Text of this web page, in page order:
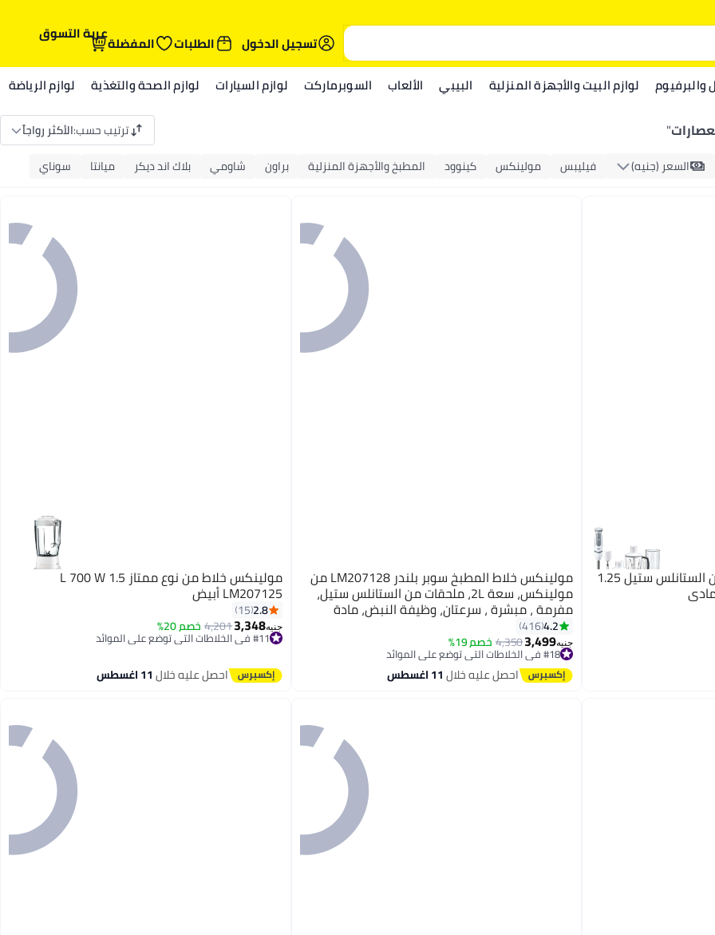
تسجيل الدخول
الطلبات المفضلةعربة التسوق
والبرفيوم لوازم البيت والأجهزة المنزلية البيبي الألعاب السوبرماركت لوازم السيارات لوازم الصحة والتغذية لوازم الرياضة
" ترتيب حسب:الأكثر رواجاً
السعر (جنيه) فيليبس مولينكس كينوود المطبخ والأجهزة المنزلية براون شاومي بلاك اند ديكر ميانتا سوناي
براون خلاط يدوي من براون من الستانلس ستيل 1.25 مولينكس خلاط المطبخ سوبر بلندر LM207128 من
مولينكس، سعة 2L، ملحقات من الستانلس ستيل،
مفرمة ، مبشرة ، سرعتان، وظيفة النبض، مادة
LM207128 أبيض
4.2
416
جنيه3,499
4,350خصم 19% #18 في الخلاطات التي توضع على الموائد
توصيل مجاني
#18 في الخلاطات التي توضع على الموائد احصل عليه خلال11 اغسطس
مولينكس خلاط من نوع ممتاز 1.5 L 700 W
LM207125 أبيض
2.8
15
جنيه3,348
4,201 خصم 20% #11 في الخلاطات التي توضع على الموائد
توصيل مجاني
تم بيع +20 مؤخرًا
#11 في الخلاطات التي توضع على الموائد
احصل عليه خلال11 اغسطس